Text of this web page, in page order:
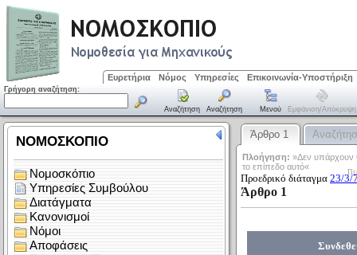
Ευρετήρια Νόμος Υπηρεσίες Επικοινωνία-Υποστήριξη
Γρήγορη αναζήτηση:
Αναζήτηση Αναζήτηση Μενού Εμφάνιση/απόκρυψη
Άρθρο 1